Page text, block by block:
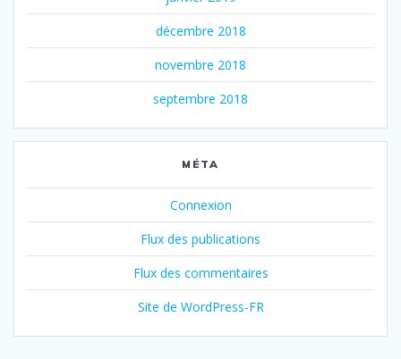
décembre 2018
novembre 2018
septembre 2018
MÉTA
Connexion
Flux des publications
Flux des commentaires
Site de WordPress-FR